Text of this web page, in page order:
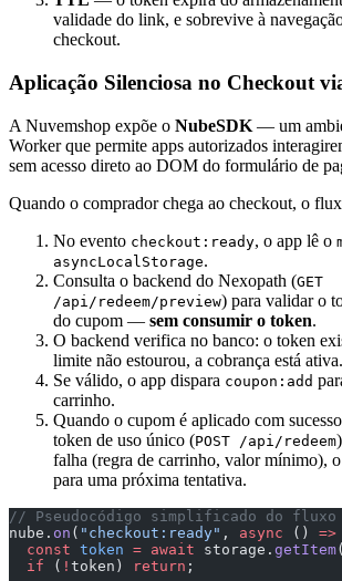
validade do link, e sobrevive à
checkout.
Aplicação Silenciosa no Checkout
A Nuvemshop expõe o NubeSDK — um
Worker que permite apps autorizados
sem acesso direto ao DOM do formulário de
Quando o comprador chega ao checkout, o
No evento checkout:ready, o app lê o
asyncLocalStorage.
Consulta o backend do Nexopath (GET
/api/redeem/preview) para validar o
do cupom — sem consumir o token.
O backend verifica no banco: o token
limite não estourou, a cobrança está ativa.
Se válido, o app dispara coupon:add
carrinho.
Quando o cupom é aplicado com
token de uso único (POST /api/redeem
falha (regra de carrinho, valor mínimo),
para uma próxima tentativa.
// Pseudocódigo simplificado do fluxo
nube. on ( "checkout:ready" , async () =>
  const
token = await storage. getItem(
  if
( ! token) return ;